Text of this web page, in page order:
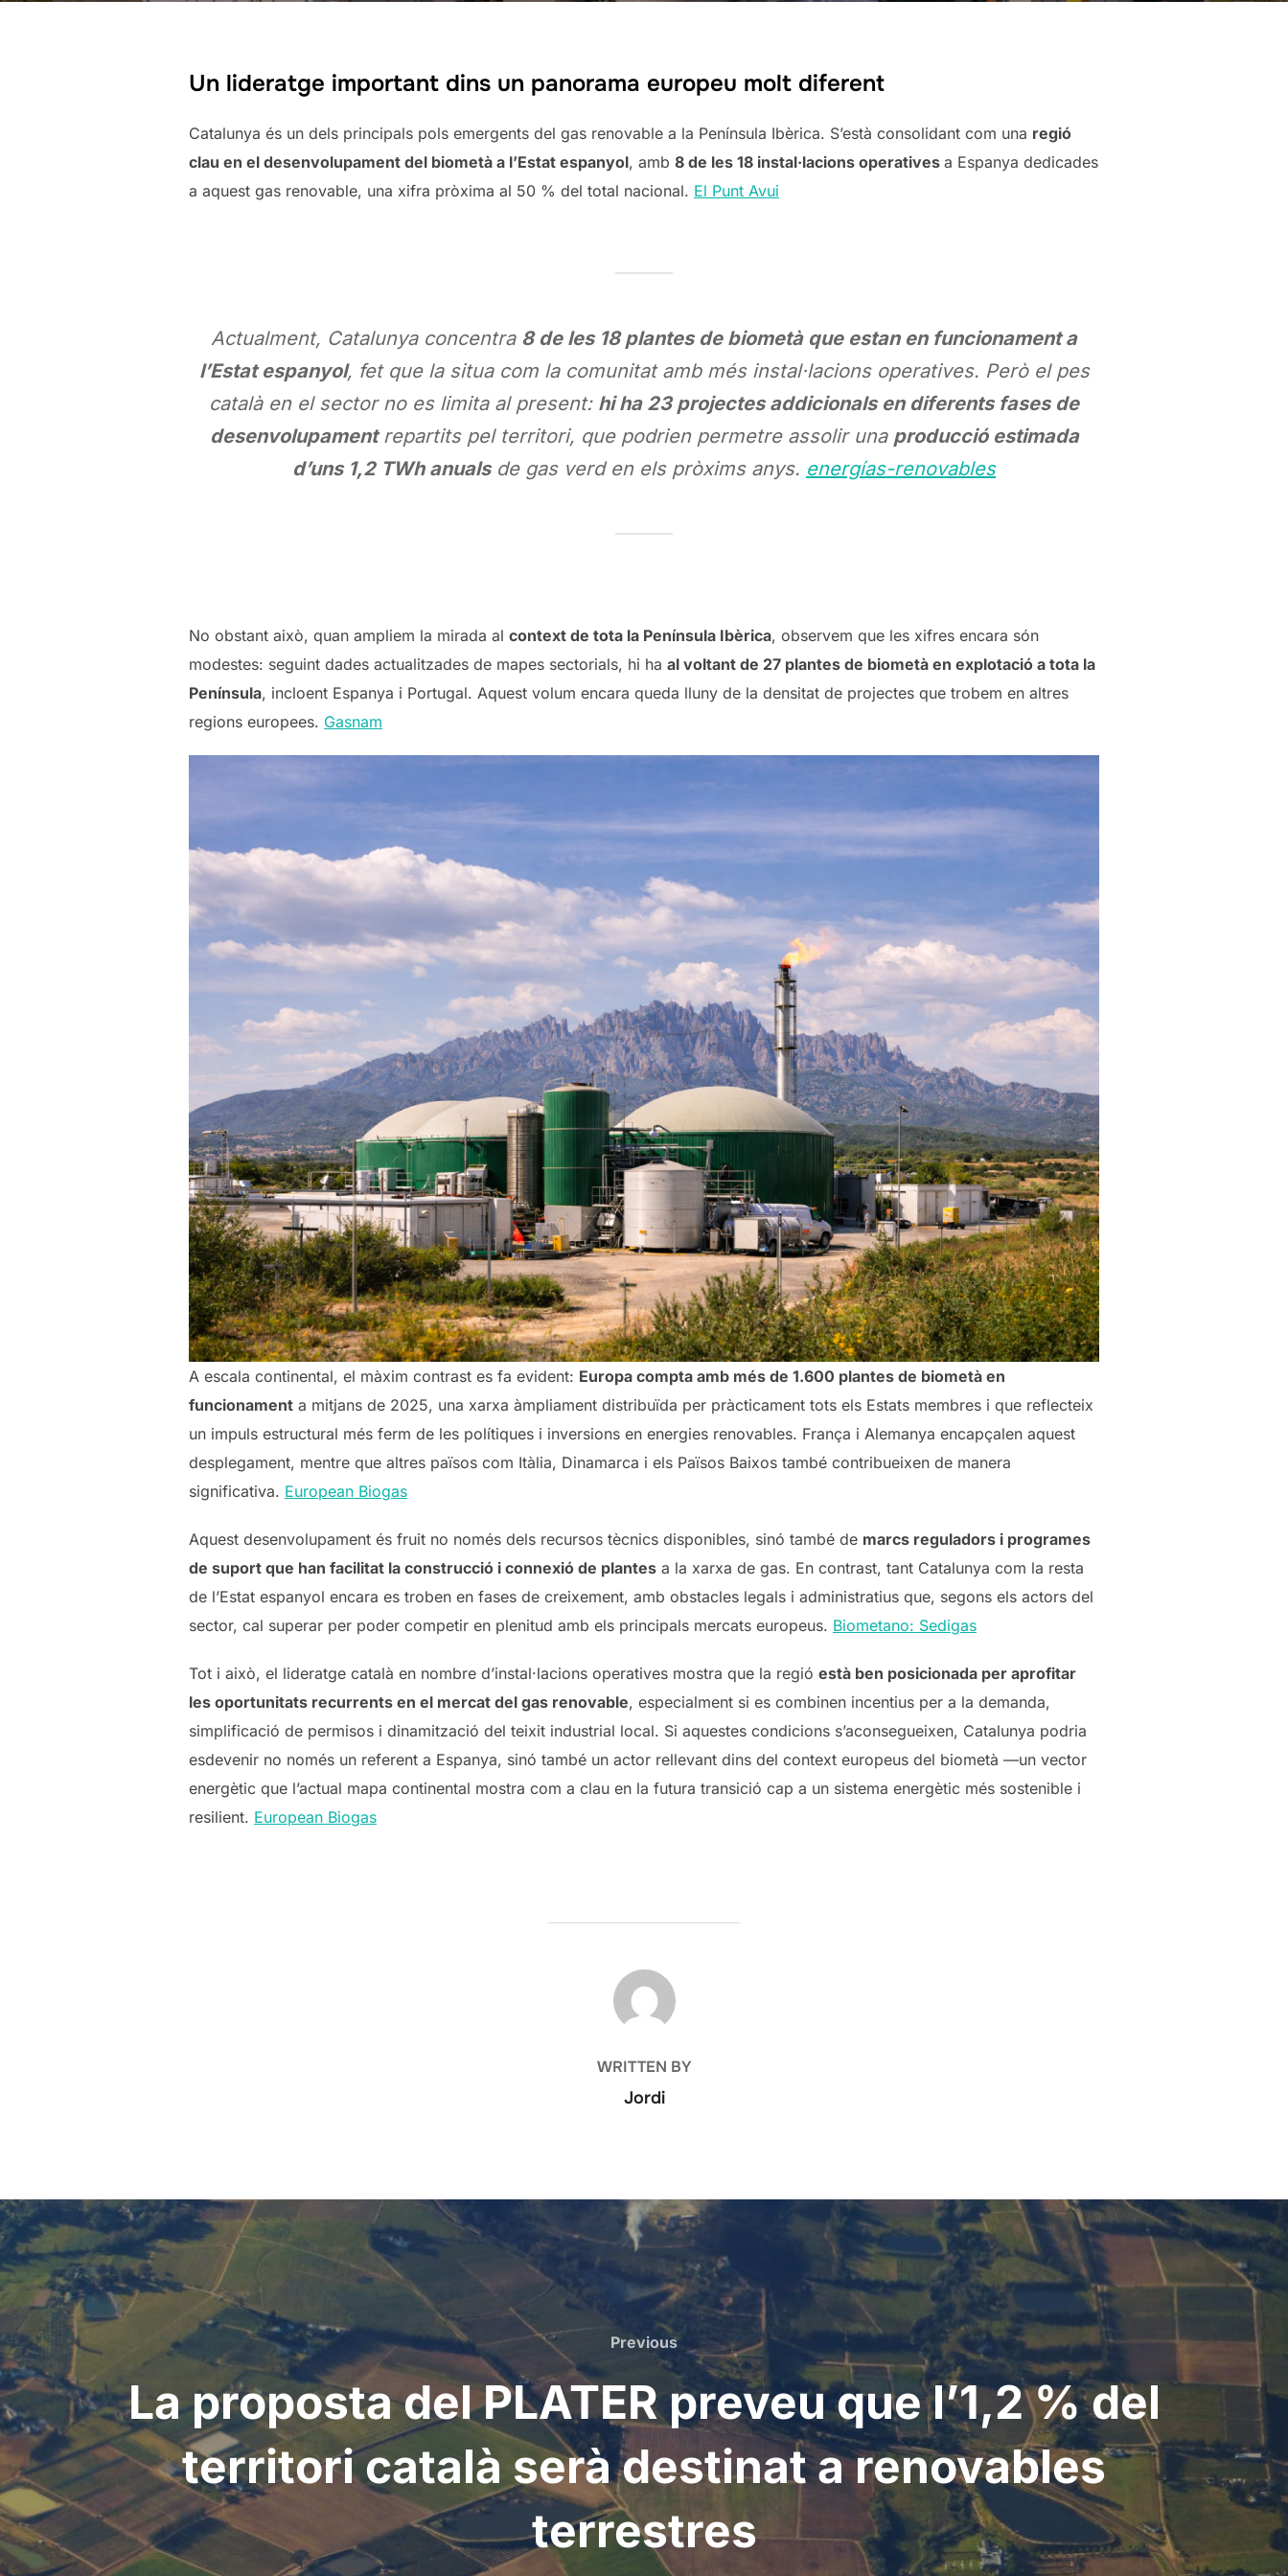
Un lideratge important dins un panorama europeu molt diferent
Catalunya és un dels principals pols emergents del gas renovable a la Península Ibèrica. S’està consolidant com una regió
clau en el desenvolupament del biometà a l’Estat espanyol, amb 8 de les 18 instal·lacions operatives a Espanya dedicades
a aquest gas renovable, una xifra pròxima al 50 % del total nacional. El Punt Avui
Actualment, Catalunya concentra 8 de les 18 plantes de biometà que estan en funcionament a
l’Estat espanyol, fet que la situa com la comunitat amb més instal·lacions operatives. Però el pes
català en el sector no es limita al present: hi ha 23 projectes addicionals en diferents fases de
desenvolupamentrepartits pel territori, que podrien permetre assolir una producció estimada
d’uns 1,2 TWh anualsde gas verd en els pròxims anys. energías-renovables
No obstant això, quan ampliem la mirada al context de tota la Península Ibèrica, observem que les xifres encara són
modestes: seguint dades actualitzades de mapes sectorials, hi ha al voltant de 27 plantes de biometà en explotació a tota la
Península, incloent Espanya i Portugal. Aquest volum encara queda lluny de la densitat de projectes que trobem en altres
regions europees. Gasnam
A escala continental, el màxim contrast es fa evident: Europa compta amb més de 1.600 plantes de biometà en
funcionament a mitjans de 2025, una xarxa àmpliament distribuïda per pràcticament tots els Estats membres i que reflecteix
un impuls estructural més ferm de les polítiques i inversions en energies renovables. França i Alemanya encapçalen aquest
desplegament, mentre que altres països com Itàlia, Dinamarca i els Països Baixos també contribueixen de manera
significativa. European Biogas
Aquest desenvolupament és fruit no només dels recursos tècnics disponibles, sinó també de marcs reguladors i programes
de suport que han facilitat la construcció i connexió de plantes a la xarxa de gas. En contrast, tant Catalunya com la resta
de l’Estat espanyol encara es troben en fases de creixement, amb obstacles legals i administratius que, segons els actors del
sector, cal superar per poder competir en plenitud amb els principals mercats europeus. Biometano: Sedigas
Tot i això, el lideratge català en nombre d’instal·lacions operatives mostra que la regió està ben posicionada per aprofitar
les oportunitats recurrents en el mercat del gas renovable, especialment si es combinen incentius per a la demanda,
simplificació de permisos i dinamització del teixit industrial local. Si aquestes condicions s’aconsegueixen, Catalunya podria
esdevenir no només un referent a Espanya, sinó també un actor rellevant dins del context europeus del biometà —un vector
energètic que l’actual mapa continental mostra com a clau en la futura transició cap a un sistema energètic més sostenible i
resilient. European Biogas
POST AUTHOR
WRITTEN BY
Jordi
Post
navigation
Previous
Previous
La proposta del PLATER preveu que l’1,2 % del
territori català serà destinat a renovables
terrestres